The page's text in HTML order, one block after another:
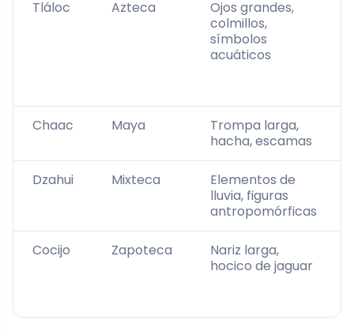
Tláloc Azteca
Ojos grandes,
colmillos,
símbolos
acuáticos
Chaac Maya
Trompa larga,
hacha, escamas
Dzahui Mixteca
Elementos de
lluvia, figuras
antropomórficas
Cocijo Zapoteca
Nariz larga,
hocico de jaguar